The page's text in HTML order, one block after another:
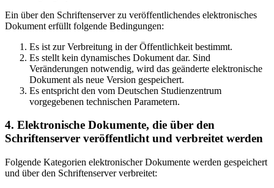
Ein über den Schriftenserver zu veröffentlichendes elektronisches
Dokument erfüllt folgende Bedingungen:
Es ist zur Verbreitung in der Öffentlichkeit bestimmt.
Es stellt kein dynamisches Dokument dar. Sind
Veränderungen notwendig, wird das geänderte elektronische
Dokument als neue Version gespeichert.
Es entspricht den vom Deutschen Studienzentrum
vorgegebenen technischen Parametern.
4. Elektronische Dokumente, die über den
Schriftenserver veröffentlicht und verbreitet werden
Folgende Kategorien elektronischer Dokumente werden gespeichert
und über den Schriftenserver verbreitet: